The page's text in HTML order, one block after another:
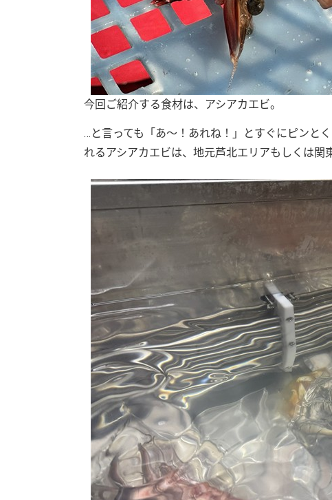
今回ご紹介する食材は、アシアカエビ。
…と言っても「あ～！あれね！」とすぐにピンと
れるアシアカエビは、地元芦北エリアもしくは